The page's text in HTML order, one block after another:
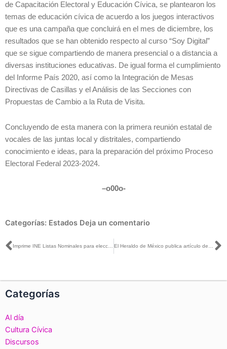
de Capacitación Electoral y Educación Cívica, se plantearon los
temas de educación cívica de acuerdo a los juegos interactivos
que es una campaña que concluirá en el mes de diciembre, los
resultados que se han obtenido respecto al curso “Soy Digital”
que se sigue compartiendo de manera presencial o a distancia a
diversas instituciones educativas. De igual forma el cumplimiento
del Informe País 2020, así como la Integración de Mesas
Directivas de Casillas y el Análisis de las Secciones con
Propuestas de Cambio a la Ruta de Visita.
Concluyendo de esta manera con la primera reunión estatal de
vocales de las juntas local y distritales, compartiendo
conocimiento e ideas, para la preparación del próximo Proceso
Electoral Federal 2023-2024.
–o00o-
Categorías: Estados Deja un comentario
Ant
Categorías
Al día
Cultura Cívica
Discursos